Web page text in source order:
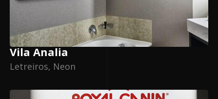
Vila Analia
Letreiros, Neon